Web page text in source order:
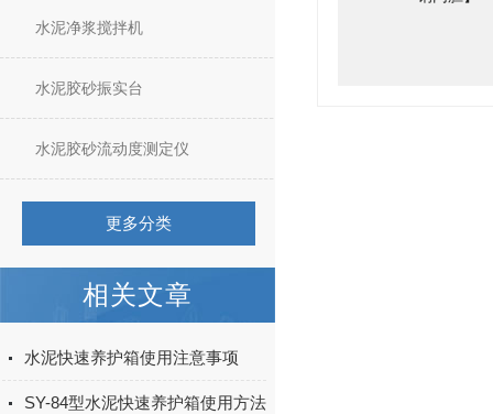
水泥净浆搅拌机
水泥胶砂振实台
水泥胶砂流动度测定仪
更多分类
相关文章
水泥快速养护箱使用注意事项
SY-84型水泥快速养护箱使用方法